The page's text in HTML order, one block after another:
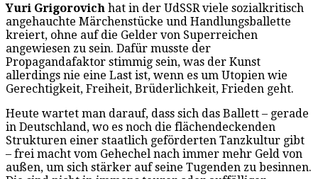
Yuri Grigorovich hat in der UdSSR viele sozialkritisch
angehauchte Märchenstücke und Handlungsballette
kreiert, ohne auf die Gelder von Superreichen
angewiesen zu sein. Dafür musste der
Propagandafaktor stimmig sein, was der Kunst
allerdings nie eine Last ist, wenn es um Utopien wie
Gerechtigkeit, Freiheit, Brüderlichkeit, Frieden geht.
Heute wartet man darauf, dass sich das Ballett – gerade
in Deutschland, wo es noch die flächendeckenden
Strukturen einer staatlich geförderten Tanzkultur gibt
– frei macht vom Gehechel nach immer mehr Geld von
außen, um sich stärker auf seine Tugenden zu besinnen.